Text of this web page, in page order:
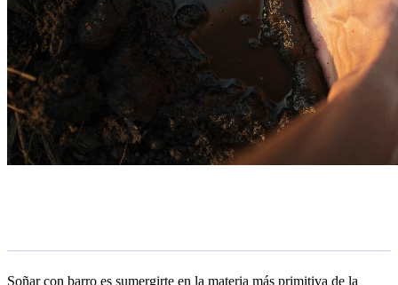
Soñar con barro es sumergirte en la materia más primitiva de la